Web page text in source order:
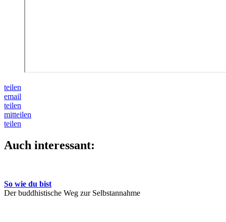
teilen
email
teilen
mitteilen
teilen
Auch interessant:
So wie du bist
Der buddhistische Weg zur Selbstannahme